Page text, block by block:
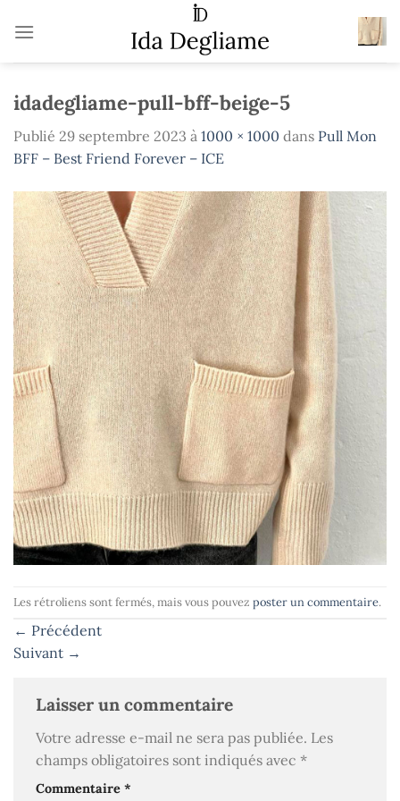
idadegliame-pull-bff-beige-5
Publié 29 septembre 2023 à 1000 × 1000 dans Pull Mon
BFF – Best Friend Forever – ICE
Les rétroliens sont fermés, mais vous pouvez poster un commentaire.
← Précédent
Suivant →
Laisser un commentaire
Votre adresse e-mail ne sera pas publiée. Les
champs obligatoires sont indiqués avec *
Commentaire *